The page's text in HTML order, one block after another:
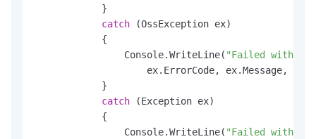
            }
catch (OssException ex)
            {
                Console.WriteLine(
"Failed with
ex.ErrorCode, ex.Message,
            }
catch (Exception ex)
            {
                Console.WriteLine(
"Failed with